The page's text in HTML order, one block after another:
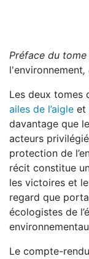
Préface du
l'environnement,
Les deux tomes
ailes de l’aigle et
davantage que
acteurs
protection de
récit constitue
les victoires et
regard que
écologistes de
Le compte-